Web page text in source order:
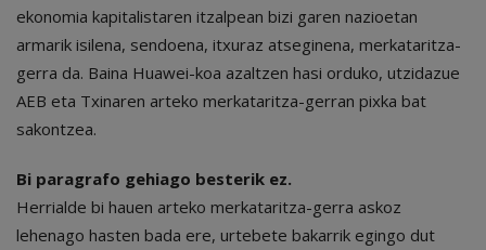
ekonomia kapitalistaren itzalpean bizi garen nazioetan
armarik isilena, sendoena, itxuraz atseginena, merkataritza-
gerra da. Baina Huawei-koa azaltzen hasi orduko, utzidazue
AEB eta Txinaren arteko merkataritza-gerran pixka bat
sakontzea.
Bi paragrafo gehiago besterik ez.
Herrialde bi hauen arteko merkataritza-gerra askoz
lehenago hasten bada ere, urtebete bakarrik egingo dut